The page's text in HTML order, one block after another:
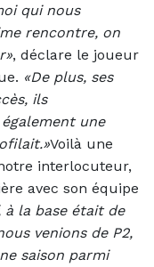
qui nous
rencontre, on
, déclare le joueur
«De plus, ses
ils
une
Voilà une
interlocuteur,
avec son équipe
à la base était de
venions de P2,
saison parmi